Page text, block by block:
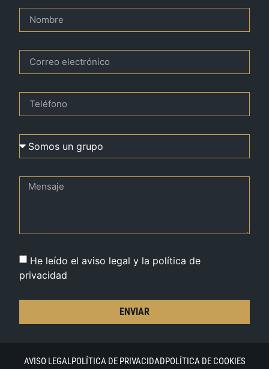
He leído el aviso legal y la política de
privacidad
ENVIAR
AVISO LEGALPOLÍTICA DE PRIVACIDADPOLÍTICA DE COOKIES